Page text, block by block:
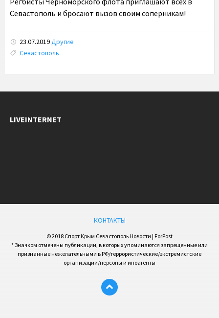
Севастополь и бросают вызов своим соперникам!
23.07.2019Другие
Tags:
Севастополь
LIVEINTERNET
КОНТАКТЫ
© 2018 Спорт Крым Севастополь Новости | ForPost
* Значком отмечены публикации, в которых упоминаются запрещенные или
признанные нежелательными в РФ/террористические/экстремистские
организации/персоны и иноагенты